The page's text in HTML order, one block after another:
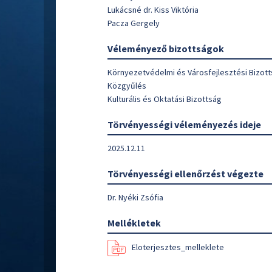
Lukácsné dr. Kiss Viktória
Pacza Gergely
Véleményező bizottságok
Környezetvédelmi és Városfejlesztési
Közgyűlés
Kulturális és Oktatási Bizottság
Törvényességi véleményezés ideje
2025.12.11
Törvényességi ellenőrzést végezte
Dr. Nyéki Zsófia
Mellékletek
Eloterjesztes_melleklete